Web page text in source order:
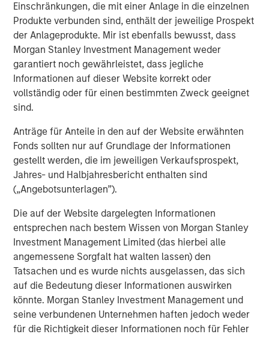
Einschränkungen, die mit einer Anlage in die einzelnen
Produkte verbunden sind, enthält der jeweilige Prospekt
der Anlageprodukte. Mir ist ebenfalls bewusst, dass
Morgan Stanley Investment Management weder
garantiert noch gewährleistet, dass jegliche
Informationen auf dieser Website korrekt oder
vollständig oder für einen bestimmten Zweck geeignet
sind.
Anträge für Anteile in den auf der Website erwähnten
Fonds sollten nur auf Grundlage der Informationen
gestellt werden, die im jeweiligen Verkaufsprospekt,
Jahres- und Halbjahresbericht enthalten sind
(„Angebotsunterlagen”).
Die auf der Website dargelegten Informationen
entsprechen nach bestem Wissen von Morgan Stanley
Investment Management Limited (das hierbei alle
angemessene Sorgfalt hat walten lassen) den
Tatsachen und es wurde nichts ausgelassen, das sich
auf die Bedeutung dieser Informationen auswirken
könnte. Morgan Stanley Investment Management und
seine verbundenen Unternehmen haften jedoch weder
für die Richtigkeit dieser Informationen noch für Fehler
The Author
Managing Director
Vorgestellte Einblicke